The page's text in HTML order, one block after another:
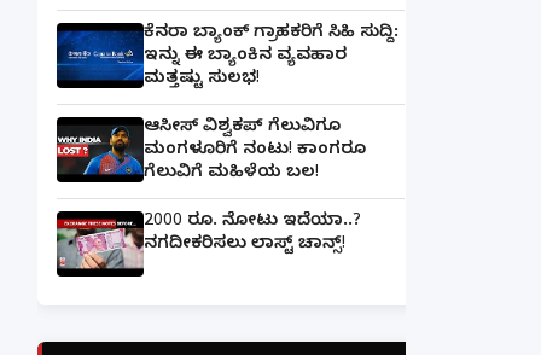
ಕೆನರಾ ಬ್ಯಾಂಕ್‌ ಗ್ರಾಹಕರಿಗೆ ಸಿಹಿ ಸುದ್ದಿ:
ಇನ್ನು ಈ ಬ್ಯಾಂಕಿನ ವ್ಯವಹಾರ
ಮತ್ತಷ್ಟು ಸುಲಭ!
ಆಸೀಸ್ ವಿಶ್ವಕಪ್ ಗೆಲುವಿಗೂ
ಮಂಗಳೂರಿಗೆ ನಂಟು! ಕಾಂಗರೂ
ಗೆಲುವಿಗೆ ಮಹಿಳೆಯ ಬಲ!
2000 ರೂ. ನೋಟು ಇದೆಯಾ..?
ನಗದೀಕರಿಸಲು ಲಾಸ್ಟ್‌ ಚಾನ್ಸ್‌!